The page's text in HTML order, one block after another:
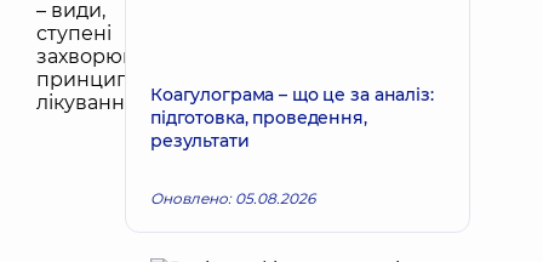
Коагулограма – що це за аналіз:
підготовка, проведення,
результати
Оновлено: 05.08.2026